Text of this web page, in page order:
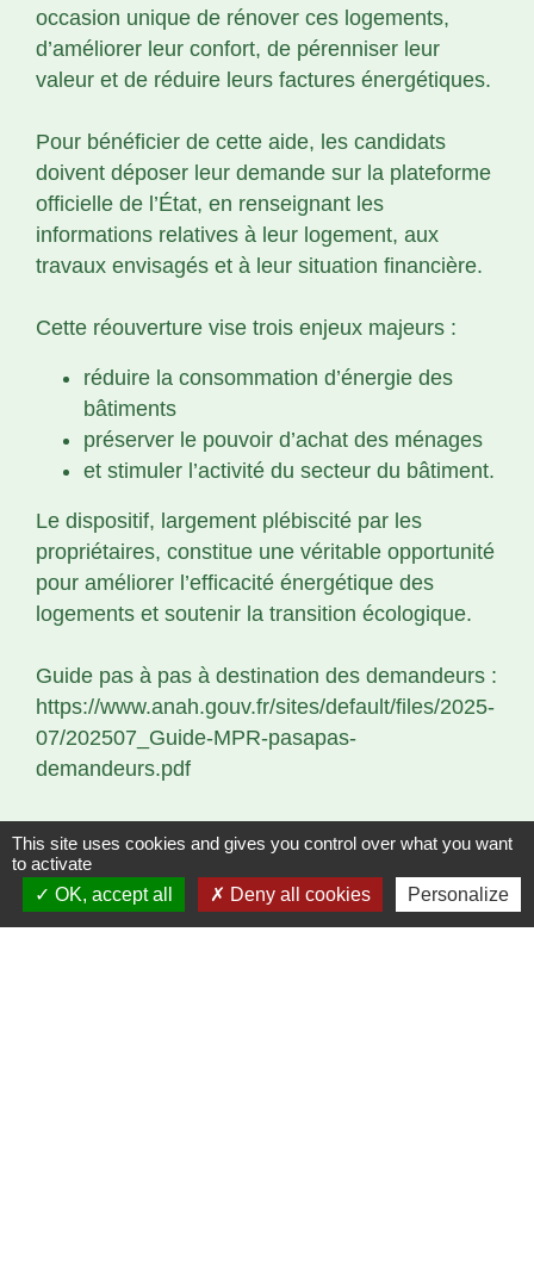
occasion unique de rénover ces logements,
d’améliorer leur confort, de pérenniser leur
valeur et de réduire leurs factures énergétiques.
Pour bénéficier de cette aide, les candidats
doivent déposer leur demande sur la plateforme
officielle de l’État, en renseignant les
informations relatives à leur logement, aux
travaux envisagés et à leur situation financière.
Cette réouverture vise trois enjeux majeurs :
réduire la consommation d’énergie des
bâtiments
préserver le pouvoir d’achat des ménages
et stimuler l’activité du secteur du bâtiment.
Le dispositif, largement plébiscité par les
propriétaires, constitue une véritable opportunité
pour améliorer l’efficacité énergétique des
logements et soutenir la transition écologique.
Guide pas à pas à destination des demandeurs :
https://www.anah.gouv.fr/sites/default/files/2025-
07/202507_Guide-MPR-pasapas-
demandeurs.pdf
This site uses cookies and gives you control over what you want
to activate
OK, accept all
Deny all cookies Personalize